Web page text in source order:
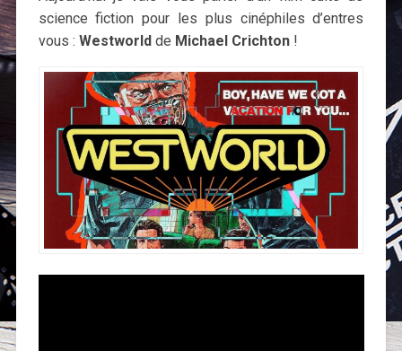
science fiction pour les plus cinéphiles d’entres
vous : Westworldde Michael Crichton!